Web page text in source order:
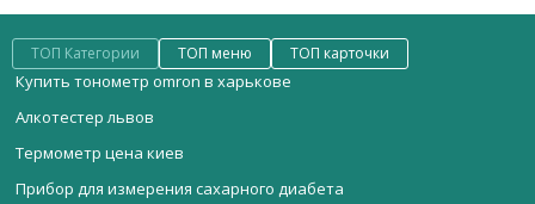
ТОП Категории ТОП меню ТОП карточки
Купить тонометр omron в харькове
Алкотестер львов
Термометр цена киев
Прибор для измерения сахарного диабета